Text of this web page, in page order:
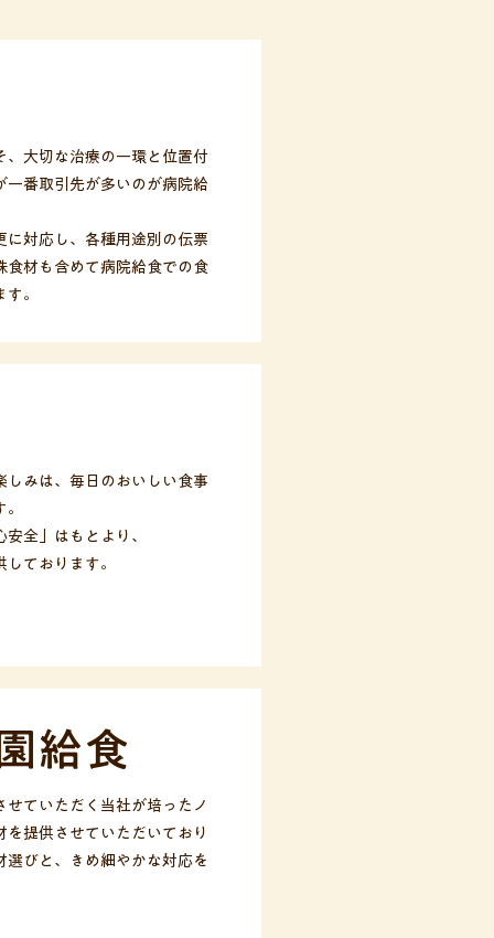
、大切な治療の一環と位置付
一番取引先が多いのが病院給
に対応し、各種用途別の伝票
食材も含めて病院給食での食
。
しみは、毎日のおいしい食事
全」はもとより、
ております。
給食
ていただく当社が培ったノ
提供させていただいており
びと、きめ細やかな対応を